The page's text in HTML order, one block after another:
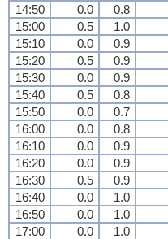
14:50 0.0 0.8
15:00
0.5 1.0
15:10
0.0 0.9
15:20
0.5 0.9
15:30
0.0 0.9
15:40
0.5 0.8
15:50
0.0 0.7
16:00
0.0 0.8
16:10
0.0 0.9
16:20
0.0 0.9
16:30
0.5 0.9
16:40
0.0 1.0
16:50
0.0 1.0
17:00
0.0 1.0